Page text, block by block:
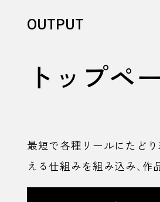
OUTPUT
トップペ
最短で各種リールにたど
える仕組みを組み込み、